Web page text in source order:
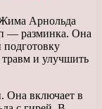
Арнольда
— разминка. Она
подготовку
травм и улучшить
Она включает в